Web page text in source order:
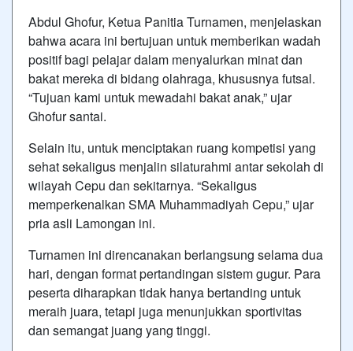
Abdul Ghofur, Ketua Panitia Turnamen, menjelaskan
bahwa acara ini bertujuan untuk memberikan wadah
positif bagi pelajar dalam menyalurkan minat dan
bakat mereka di bidang olahraga, khususnya futsal.
“Tujuan kami untuk mewadahi bakat anak,” ujar
Ghofur santai.
Selain itu, untuk menciptakan ruang kompetisi yang
sehat sekaligus menjalin silaturahmi antar sekolah di
wilayah Cepu dan sekitarnya. “Sekaligus
memperkenalkan SMA Muhammadiyah Cepu,” ujar
pria asli Lamongan ini.
Turnamen ini direncanakan berlangsung selama dua
hari, dengan format pertandingan sistem gugur. Para
peserta diharapkan tidak hanya bertanding untuk
meraih juara, tetapi juga menunjukkan sportivitas
dan semangat juang yang tinggi.